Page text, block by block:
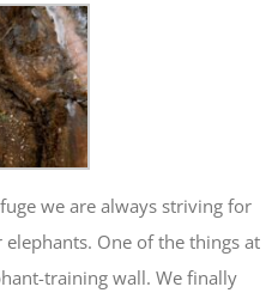
we are always striving for
One of the things at
training wall. We finally